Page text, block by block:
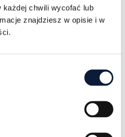
każdej chwili wycofać lub
znajdziesz w opisie i w
jak Apple czy Nike to
minimalistycznego
treścią. Dzięki
dostosować podejście do